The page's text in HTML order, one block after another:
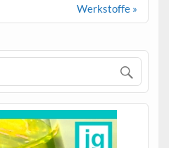
Werkstoffe »